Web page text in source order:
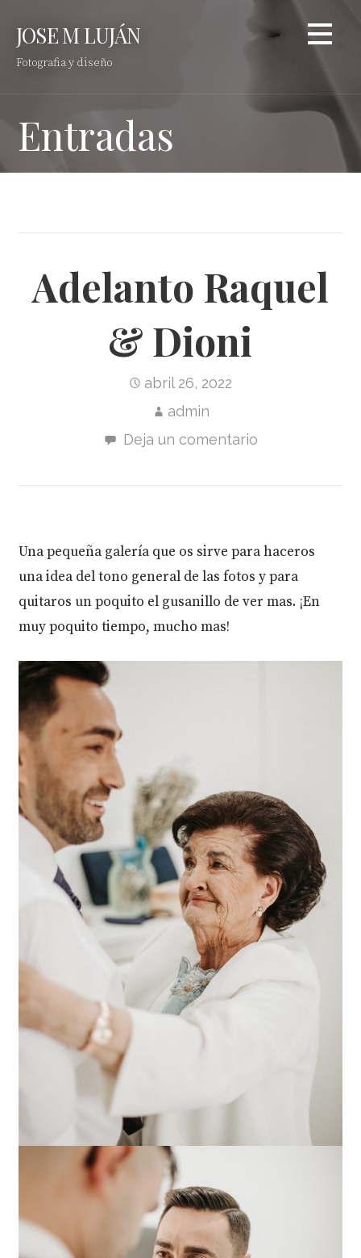
contenido
JOSE M LUJÁN
Fotografia y diseño
Entradas
Adelanto Raquel
& Dioni
abril 26, 2022
admin
Deja un comentario
Una pequeña galería que os sirve para haceros
una idea del tono general de las fotos y para
quitaros un poquito el gusanillo de ver mas. ¡En
muy poquito tiempo, mucho mas!